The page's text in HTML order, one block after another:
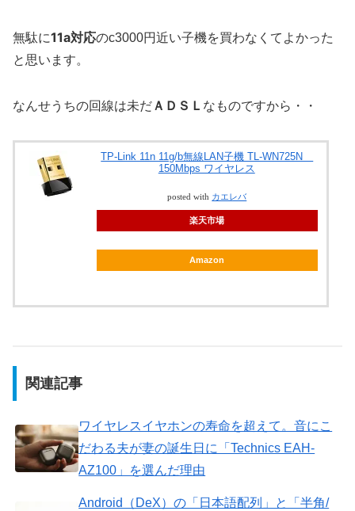
無駄に11a対応のc3000円近い子機を買わなくてよかった
と思います。
なんせうちの回線は未だＡＤＳＬ なものですから・・
TP-Link 11n 11g/b無線LAN子機 TL-WN725N
150Mbps ワイヤレス
posted with カエレバ
楽天市場
Amazon
関連記事
​ワイヤレスイヤホンの寿命を超えて。音にこ
だわる夫が妻の誕生日に「Technics EAH-
AZ100」を選んだ理由
Android（DeX）の「日本語配列」と「半角/